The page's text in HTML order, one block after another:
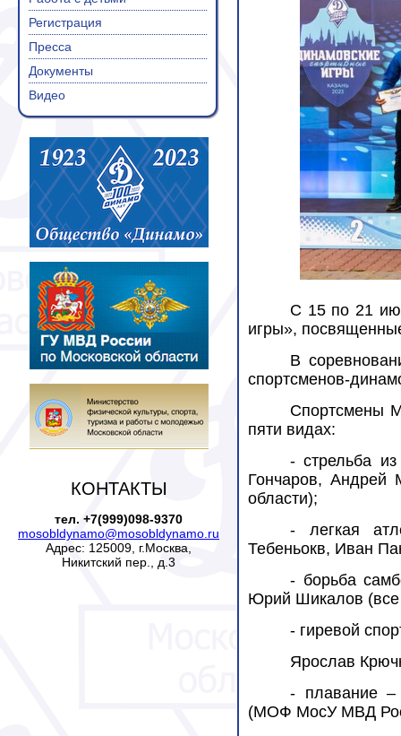
Регистрация
Пресса
Документы
Видео
КОНТАКТЫ
тел. +7(999)098-9370
mosobldynamo@mosobldynamo.ru
Адрес: 125009, г.Москва,
Никитский пер., д.3
С 15 по 21
игры»,
В
спортсменов-
Спортсмены
пяти видах:
- стрельба
Гончаров, Андрей
области);
- легкая
Тебеньокв, Иван
- борьба
Юрий Шикалов (все
- гиревой
Ярослав
- плавание –
(МОФ МосУ МВД